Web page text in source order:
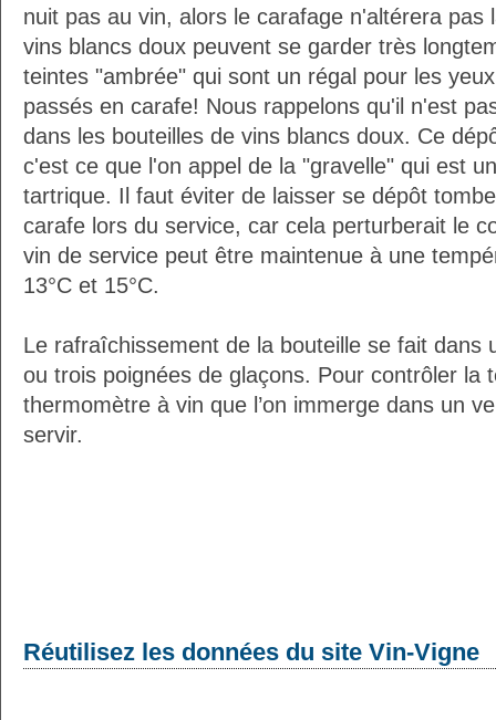
nuit pas au vin, alors le carafage n'altérera pas
vins blancs doux peuvent se garder très
teintes "ambrée" qui sont un régal pour les
passés en carafe! Nous rappelons qu'il n'est
dans les bouteilles de vins blancs doux. Ce
c'est ce que l'on appel de la "gravelle" qui est
tartrique. Il faut éviter de laisser se dépôt
carafe lors du service, car cela perturberait le
vin de service peut être maintenue à une
13°C et 15°C.
Le rafraîchissement de la bouteille se fait dans
ou trois poignées de glaçons. Pour contrôler la
thermomètre à vin que l’on immerge dans un
servir.
Réutilisez les données du site Vin-Vigne